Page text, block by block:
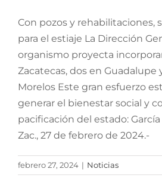
Con pozos y rehabilitaciones,
para el estiaje La Dirección
organismo proyecta
Zacatecas, dos en Guadalupe
Morelos Este gran esfuerzo
generar el bienestar social y
pacificación del estado:
Zac., 27 de febrero de 2024.-
febrero 27, 2024 | Noticias